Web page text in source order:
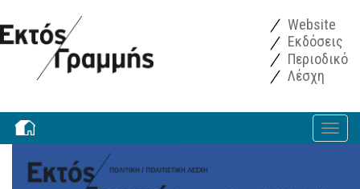
Website
Εκδόσεις
Περιοδικό
Λέσχη
Toggle